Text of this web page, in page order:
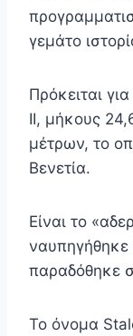
γεμάτο
Πρόκειται
II, μήκους
μέτρων, το
Βενετία.
Είναι το
ναυπηγήθηκε
παραδόθηκε
Το όνομα